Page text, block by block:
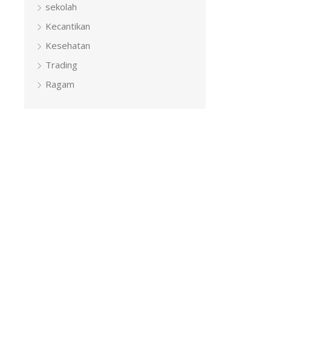
sekolah
Kecantikan
Kesehatan
Trading
Ragam